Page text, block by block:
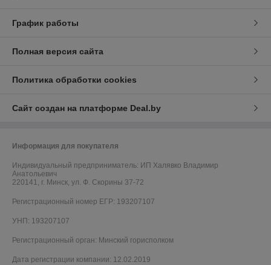
График работы
Полная версия сайта
Политика обработки cookies
Сайт создан на платформе Deal.by
Информация для покупателя
Индивидуальный предприниматель: ИП Халявко Владимир
Анатольевич
220141, г. Минск, ул. Ф. Скорины 37-72
Регистрационный номер ЕГР: 193207107
УНП: 193207107
Регистрационный орган: Минский горисполком
Дата регистрации компании: 12.02.2019